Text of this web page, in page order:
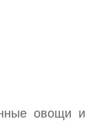
овощи и